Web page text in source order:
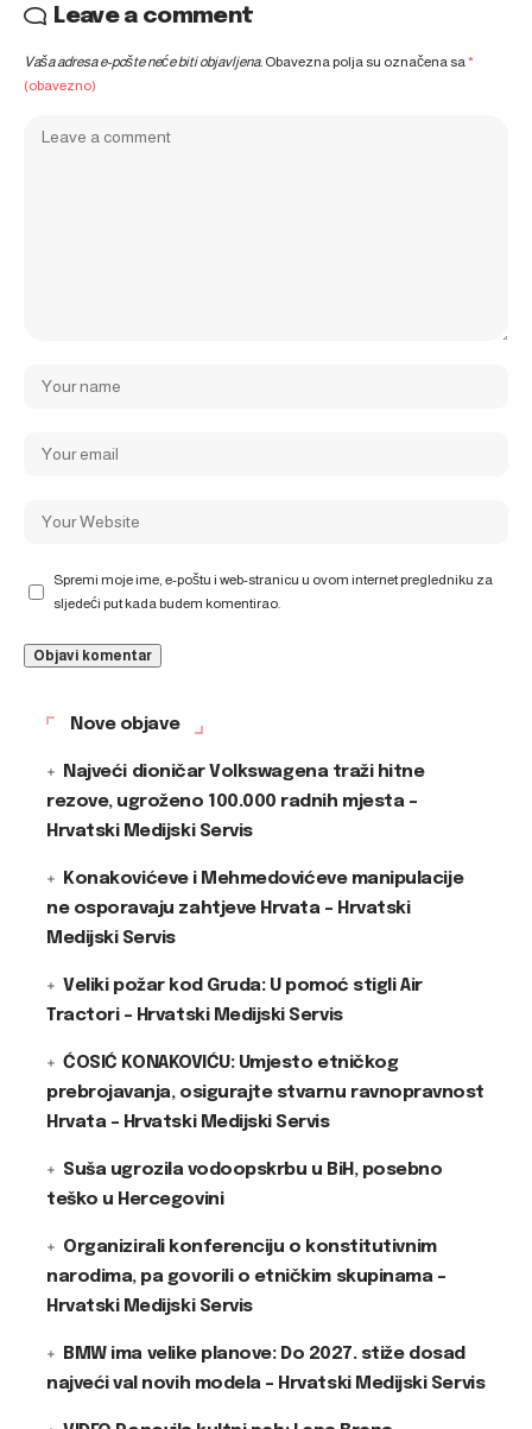
Leave a comment
Vaša adresa e-pošte neće biti objavljena. Obavezna polja su označena sa*
(obavezno)
Spremi moje ime, e-poštu i web-stranicu u ovom internet pregledniku za
sljedeći put kada budem komentirao.
Nove objave
Najveći dioničar Volkswagena traži hitne
rezove, ugroženo 100.000 radnih mjesta –
Hrvatski Medijski Servis
Konakovićeve i Mehmedovićeve manipulacije
ne osporavaju zahtjeve Hrvata – Hrvatski
Medijski Servis
Veliki požar kod Gruda: U pomoć stigli Air
Tractori – Hrvatski Medijski Servis
ĆOSIĆ KONAKOVIĆU: Umjesto etničkog
prebrojavanja, osigurajte stvarnu ravnopravnost
Hrvata – Hrvatski Medijski Servis
Suša ugrozila vodoopskrbu u BiH, posebno
teško u Hercegovini
Organizirali konferenciju o konstitutivnim
narodima, pa govorili o etničkim skupinama –
Hrvatski Medijski Servis
BMW ima velike planove: Do 2027. stiže dosad
najveći val novih modela – Hrvatski Medijski Servis